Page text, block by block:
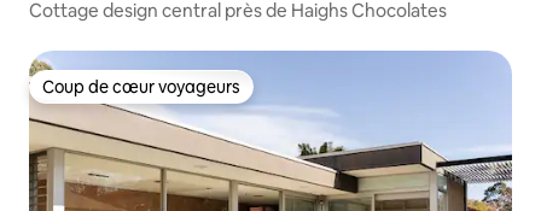
Cottage design central près de Haighs Chocolates
Coup de cœur voyageurs
Coup de cœur voyageurs